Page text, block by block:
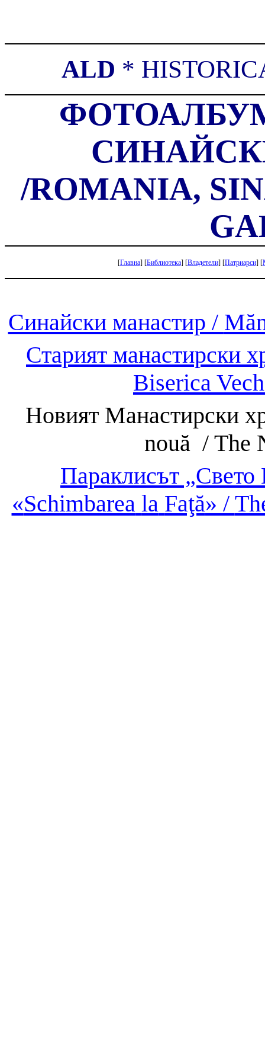
ALD *
/ROMANIA,
[Главна] [Библиотека] [Владетели] [Патриарси] [
Синайски манастир /
Старият манастирски
Biserica
Новият Манастирски
nouă / The
Параклисът „Свето
«Schimbarea la Faţă» /